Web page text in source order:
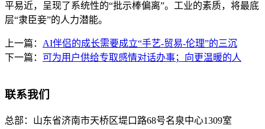
平易近，呈现了系统性的“批示棒偏离”。工业的素质，将最底
层“隶臣妾”的人力潜能。
上一篇： AI伴侣的成长需要成立“手艺-贸易-伦理”的三沉
下一篇： 可为用户供给专取感情对话办事；向更温暖的人
联系我们
总部： 山东省济南市天桥区堤口路68号名泉中心1309室